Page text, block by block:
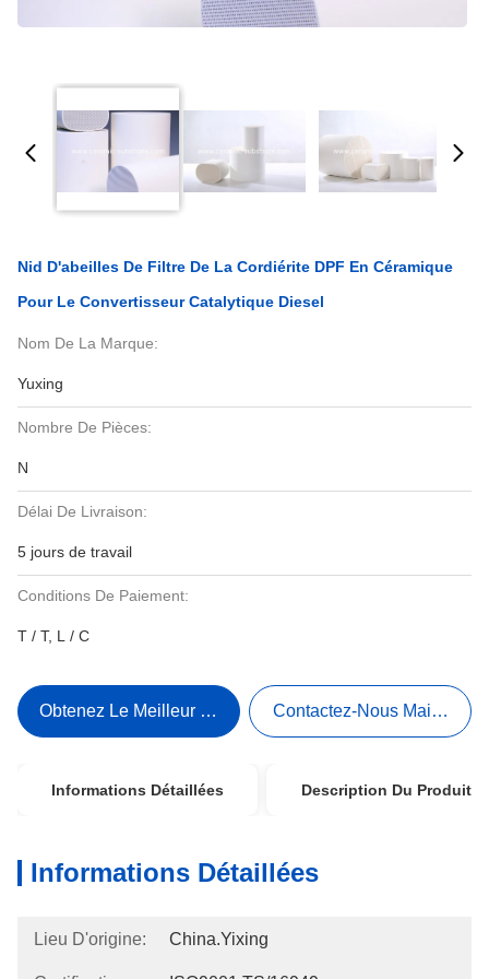
Nid D'abeilles De Filtre De La Cordiérite DPF En Céramique
Pour Le Convertisseur Catalytique Diesel
Nom De La Marque:
Yuxing
Nombre De Pièces:
N
Délai De Livraison:
5 jours de travail
Conditions De Paiement:
T / T, L / C
Obtenez Le Meilleur Prix Contactez-Nous Maintenant
Informations Détaillées Description Du Produit
Informations Détaillées
Lieu D'origine: China.Yixing